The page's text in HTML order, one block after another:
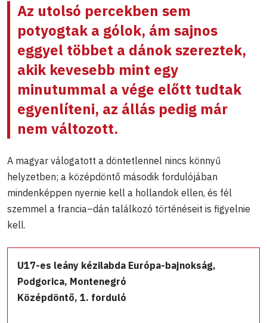
Az utolsó percekben sem
potyogtak a gólok, ám sajnos
eggyel többet a dánok szereztek,
akik kevesebb mint egy
minutummal a vége előtt tudtak
egyenlíteni, az állás pedig már
nem változott.
A magyar válogatott a döntetlennel nincs könnyű
helyzetben; a középdöntő második fordulójában
mindenképpen nyernie kell a hollandok ellen, és fél
szemmel a francia–dán találkozó történéseit is figyelnie
kell.
U17-es leány kézilabda Európa-bajnokság,
Podgorica, Montenegró
Középdöntő, 1. forduló